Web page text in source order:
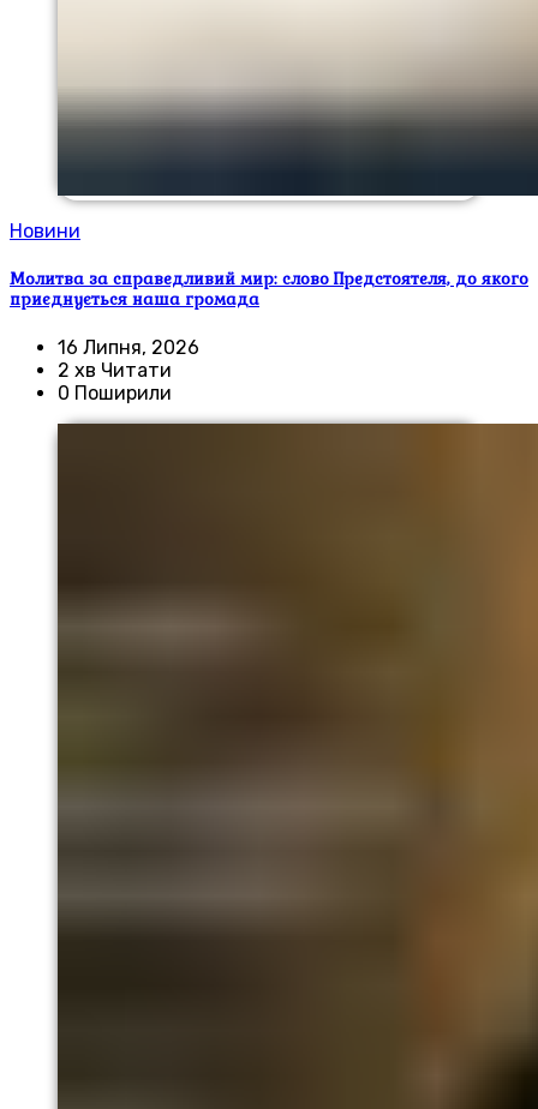
Новини
Молитва за справедливий мир: слово Предстоятеля, до якого
приєднується наша громада
16 Липня, 2026
2 хв Читати
0 Поширили